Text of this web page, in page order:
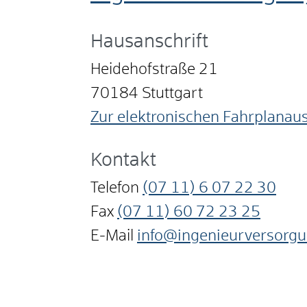
Hausanschrift
Heidehofstraße 21
70184 Stuttgart
Zur elektronischen
Kontakt
Telefon (07 11) 6 07 22 30
Fax (07 11) 60 72 23 25
E-Mail